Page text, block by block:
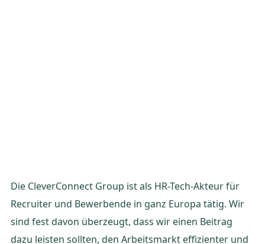
Die CleverConnect Group ist als HR-Tech-Akteur für
Recruiter und Bewerbende in ganz Europa tätig. Wir
sind fest davon überzeugt, dass wir einen Beitrag
dazu leisten sollten, den Arbeitsmarkt effizienter und